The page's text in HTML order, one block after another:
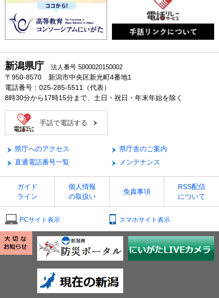
新潟県庁 法人番号 5000020150002
〒950-8570 新潟市中央区新光町4番地1
電話番号：025-285-5511（代表）
8時30分から17時15分まで、土日・祝日・年末年始を除く
手話で電話する
県庁へのアクセス
県庁舎のご案内
直通電話番号一覧
メンテナンス
ガイド
ライン
個人情報
の取扱い
免責事項
RSS配信
について
PCサイト表示 スマホサイト表示